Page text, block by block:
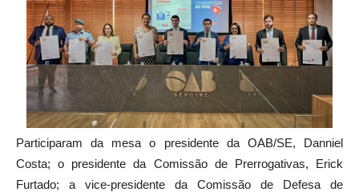
Participaram da mesa o presidente da OAB/SE, Danniel
Costa; o presidente da Comissão de Prerrogativas, Erick
Furtado; a vice-presidente da Comissão de Defesa de